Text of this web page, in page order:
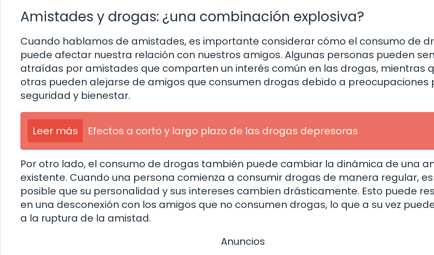
Amistades y drogas: ¿una combinación explosiva?
Cuando hablamos de amistades, es importante considerar cómo el consumo de
puede afectar nuestra relación con nuestros amigos. Algunas personas pueden
atraídas por amistades que comparten un interés común en las drogas, mientras
otras pueden alejarse de amigos que consumen drogas debido a preocupaciones
seguridad y bienestar.
Leer más Efectos a corto y largo plazo de las drogas depresoras
Por otro lado, el consumo de drogas también puede cambiar la dinámica de una
existente. Cuando una persona comienza a consumir drogas de manera regular, es
posible que su personalidad y sus intereses cambien drásticamente. Esto puede
en una desconexión con los amigos que no consumen drogas, lo que a su vez
a la ruptura de la amistad.
Anuncios